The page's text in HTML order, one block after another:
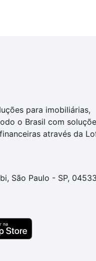
para imobiliárias,
o Brasil com
através da
São Paulo - SP,